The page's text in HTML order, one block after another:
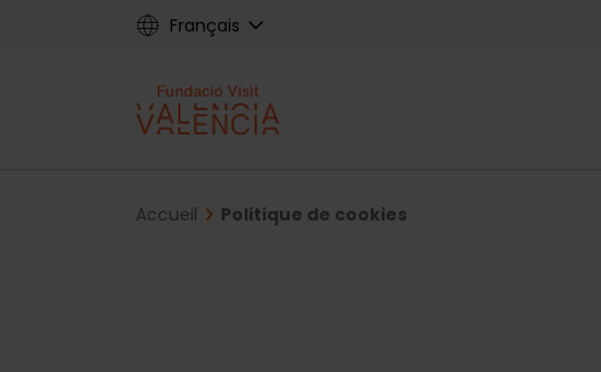
Français
navigation
Breadcrumb
Accueil Politique de cookies